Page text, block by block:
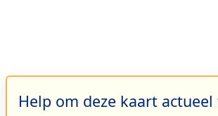
Help om deze kaart